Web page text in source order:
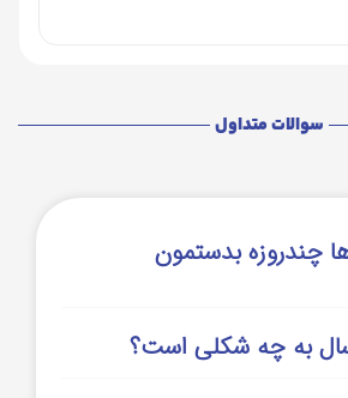
سوالات متداول
چندروزه بدستمون
به چه شکلی است؟